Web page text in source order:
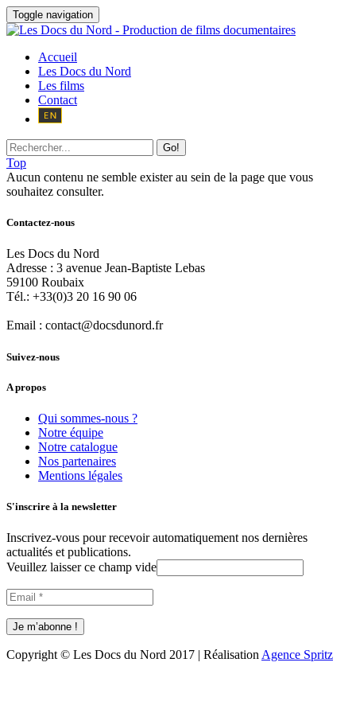
Toggle navigation
Accueil
Les Docs du Nord
Les films
Contact
Go!
Top
Aucun contenu ne semble exister au sein de la page que vous
souhaitez consulter.
Contactez-nous
Les Docs du Nord
Adresse : 3 avenue Jean-Baptiste Lebas
59100 Roubaix
Tél.: +33(0)3 20 16 90 06
Email : contact@docsdunord.fr
Suivez-nous
A propos
Qui sommes-nous ?
Notre équipe
Notre catalogue
Nos partenaires
Mentions légales
S'inscrire à la newsletter
Inscrivez-vous pour recevoir automatiquement nos dernières
actualités et publications.
Veuillez laisser ce champ vide
Copyright © Les Docs du Nord 2017 | Réalisation Agence Spritz